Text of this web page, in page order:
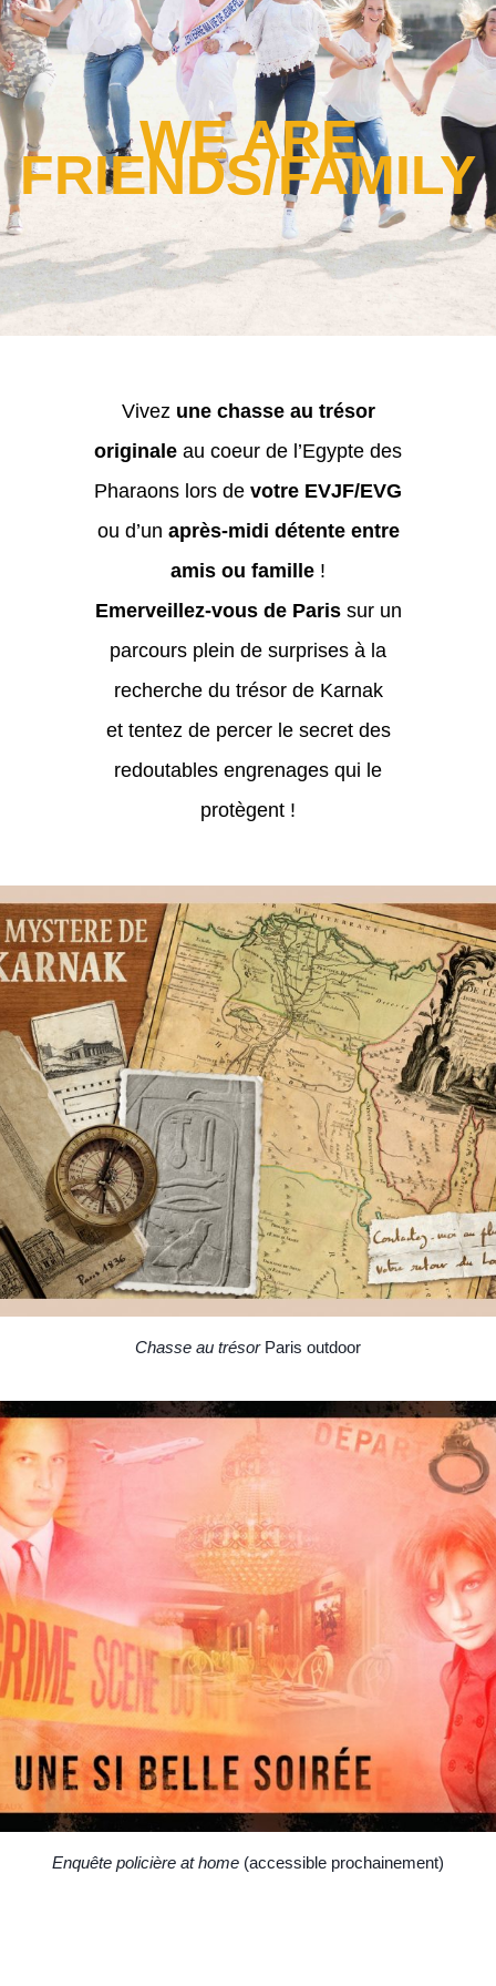
WE ARE
FRIENDS/FAMILY
Vivez une chasse au trésor
originale au coeur de l’Egypte des
Pharaons lors de votre EVJF/EVG
ou d’un après-midi détente entre
amis ou famille !
Emerveillez-vous de Paris sur un
parcours plein de surprises à la
recherche du trésor de Karnak
et tentez de percer le secret des
redoutables engrenages qui le
protègent !
Chasse au trésorParis outdoor
Enquête policière at home (accessible prochainement)